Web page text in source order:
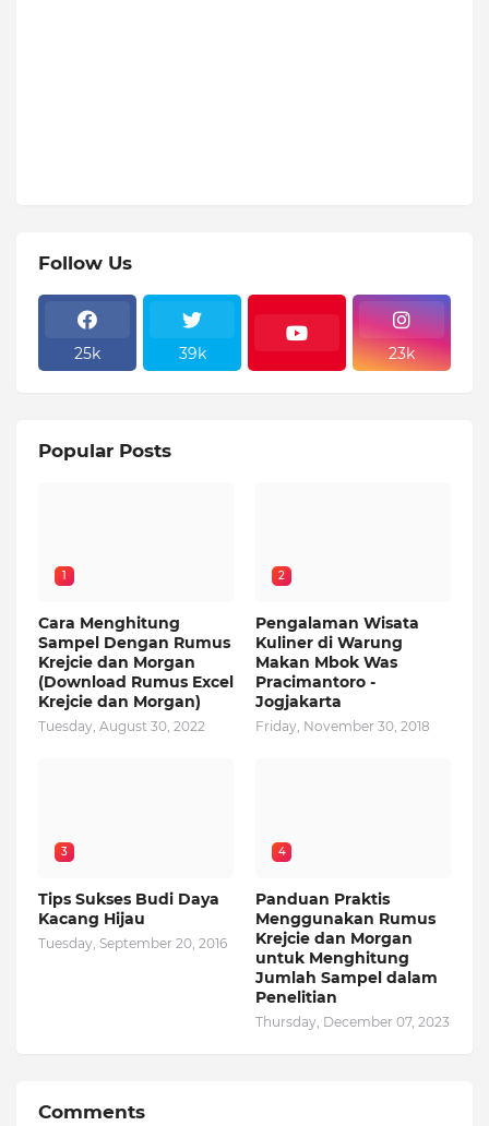
Follow Us
25k 39k 23k
Popular Posts
1
Cara Menghitung
Sampel Dengan Rumus
Krejcie dan Morgan
(Download Rumus Excel
Krejcie dan Morgan)
Tuesday, August 30, 2022
2
Pengalaman Wisata
Kuliner di Warung
Makan Mbok Was
Pracimantoro -
Jogjakarta
Friday, November 30, 2018
3
Tips Sukses Budi Daya
Kacang Hijau
Tuesday, September 20, 2016
4
Panduan Praktis
Menggunakan Rumus
Krejcie dan Morgan
untuk Menghitung
Jumlah Sampel dalam
Penelitian
Thursday, December 07, 2023
Comments